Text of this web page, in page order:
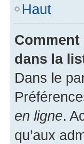
Haut
Comment
dans la
Dans le
en ligne.
qu’aux